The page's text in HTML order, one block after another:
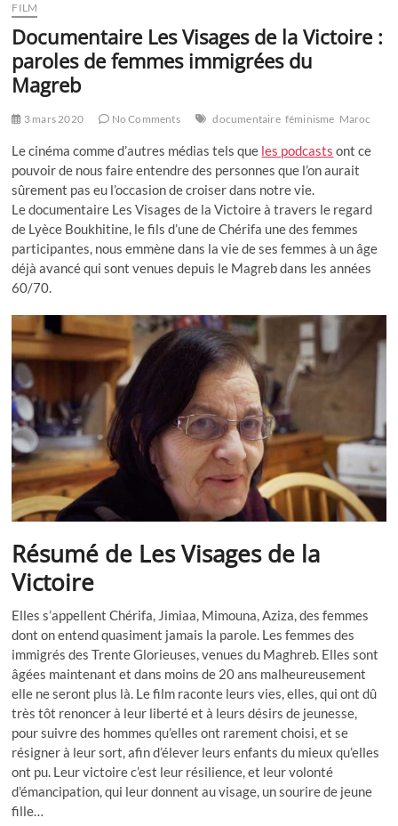
FILM
Documentaire Les Visages de la Victoire :
paroles de femmes immigrées du
Magreb
3 mars 2020 No Comments documentaire féminisme Maroc
Le cinéma comme d’autres médias tels que les podcasts ont ce
pouvoir de nous faire entendre des personnes que l’on aurait
sûrement pas eu l’occasion de croiser dans notre vie.
Le documentaire Les Visages de la Victoire à travers le regard
de Lyèce Boukhitine, le fils d’une de Chérifa une des femmes
participantes, nous emmène dans la vie de ses femmes à un âge
déjà avancé qui sont venues depuis le Magreb dans les années
60/70.
Résumé de Les Visages de la
Victoire
Elles s’appellent Chérifa, Jimiaa, Mimouna, Aziza, des femmes
dont on entend quasiment jamais la parole. Les femmes des
immigrés des Trente Glorieuses, venues du Maghreb. Elles sont
âgées maintenant et dans moins de 20 ans malheureusement
elle ne seront plus là. Lefilm raconte leurs vies, elles, qui ont dû
très tôt renoncer à leur liberté et à leurs désirs de jeunesse,
pour suivre des hommes qu’elles ont rarement choisi, et se
résigner à leur sort, afin d’élever leurs enfants du mieux qu’elles
ont pu. Leurvictoirec’est leur résilience, et leur volonté
d’émancipation, qui leur donnent auvisage, un sourire de jeune
fille…